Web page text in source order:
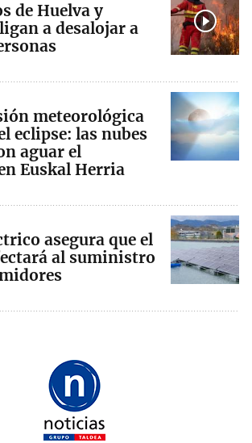
de Huelva y
a desalojar a
meteorológica
eclipse: las nubes
aguar el
Euskal Herria
asegura que el
al suministro